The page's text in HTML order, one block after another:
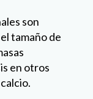
son
tamaño de
en otros